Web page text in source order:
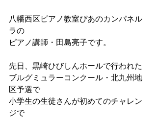
八幡西区ピアノ教室ぴあのカンパネル
ラの
ピアノ講師・田島亮子です。
先日、黒崎ひびしんホールで行われた
ブルグミュラーコンクール・北九州地
区予選で
小学生の生徒さんが初めてのチャレン
ジで